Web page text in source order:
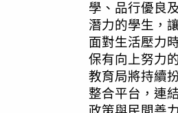
學、品行優良
潛力的學生，
面對生活壓力
保有向上努力
教育局將持續
整合平台，連